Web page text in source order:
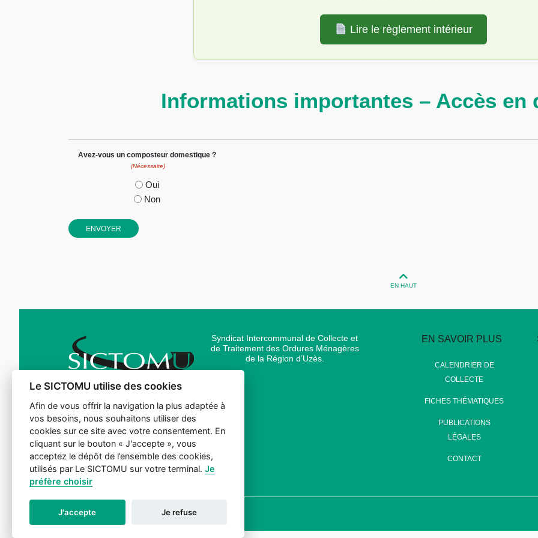
Lire le règlement intérieur
Informations importantes – Accès en
Avez-vous un composteur domestique ?
(Nécessaire)
Oui
Non
EN HAUT
Quartier Bord Nègre – D3
Bis
30210 Argilliers
Tél.04 66 22 13 70
Syndicat Intercommunal de Collecte et
de Traitement des Ordures Ménagères
de la Région d’Uzès.
EN SAVOIR PLUS
CALENDRIER DE
COLLECTE
FICHES THÉMATIQUES
PUBLICATIONS
LÉGALES
CONTACT
© 2026 Sictomu. Tout droits réservés.
Le SICTOMU utilise des cookies
Afin de vous offrir la navigation la plus adaptée à
vos besoins, nous souhaitons utiliser des
cookies sur ce site avec votre consentement. En
cliquant sur le bouton « J'accepte », vous
acceptez le dépôt de l’ensemble des cookies,
utilisés par Le SICTOMU sur votre terminal. Je
préfère choisir
J'accepte Je refuse